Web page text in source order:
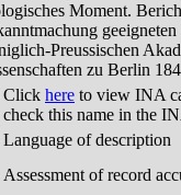
Moment.
Preussischen
zu Berlin
Click here to view INA
check this name in the
Language of description
Assessment of record